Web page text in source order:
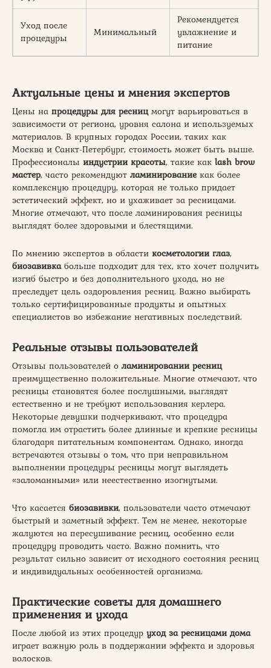
Уход после
процедуры
Минимальный
Рекомендуется
увлажнение и
питание
Актуальные цены и мнения экспертов
Цены на процедуры для ресницмогут варьироваться в
зависимости от региона, уровня салона и используемых
материалов. В крупных городах России, таких как
Москва и Санкт-Петербург, стоимость может быть выше.
Профессионалы индустрии красоты, такие как lash brow
мастер, часто рекомендуют ламинирование как более
комплексную процедуру, которая не только придает
эстетический эффект, но и ухаживает за ресницами.
Многие отмечают, что после ламинирования ресницы
выглядят более здоровыми и блестящими.
По мнению экспертов в области косметологии глаз,
биозавивкабольше подходит для тех, кто хочет получить
изгиб быстро и без дополнительного ухода, но не
преследует цель оздоровления ресниц. Важно выбирать
только сертифицированные продукты и опытных
специалистов во избежание негативных последствий.
Реальные отзывы пользователей
Отзывы пользователей о ламинировании ресниц
преимущественно положительные. Многие отмечают, что
ресницы становятся более послушными, выглядят
естественно и не требуют использования керлера.
Некоторые девушки подчеркивают, что процедура
помогла им отрастить более длинные и крепкие ресницы
благодаря питательным компонентам. Однако, иногда
встречаются отзывы о том, что при неправильном
выполнении процедуры ресницы могут выглядеть
«заломанными» или неестественно изогнутыми.
Что касается биозавивки, пользователи часто отмечают
быстрый и заметный эффект. Тем не менее, некоторые
жалуются на пересушивание ресниц, особенно если
процедуру проводить часто. Важно помнить, что
результат сильно зависит от исходного состояния ресниц
и индивидуальных особенностей организма.
Практические советы для домашнего
применения и ухода
После любой из этих процедур уход за ресницами дома
играет важную роль в поддержании эффекта и здоровья
волосков.